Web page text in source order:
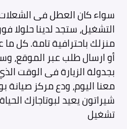
سواء كان العطل فى
التشغيل، ستجد لدينا حلولا
منزلك باحترافية تامة. كل
أو ارسال طلب عبر الموقع،
بجدولة الزيارة فى الوقت
معنا اليوم، ودع مركز صيانة
شيراتون يعيد لبوتاجازك
تشغيل